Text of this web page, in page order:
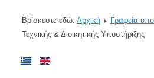
Βρίσκεστε εδώ: Αρχική Γραφεία
Τεχνικής & Διοικητικής Υποστήριξης